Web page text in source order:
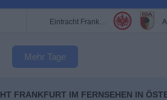
Eintracht Frankfurt
Mehr Tage
FRANKFURT IM FERNSEHEN IN